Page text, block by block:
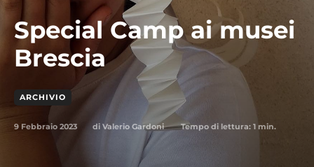
Special Camp ai musei
Brescia
ARCHIVIO
9 Febbraio 2023 di Valerio Gardoni Tempo di lettura: 1 min.